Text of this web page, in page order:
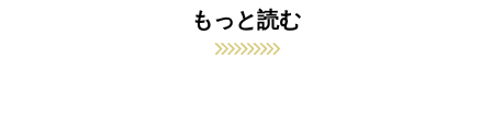
もっと読む